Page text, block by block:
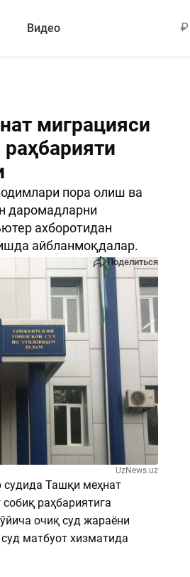
Видео
миграцияси
пора олиш ва
даромадларни
ахборотидан
айбланмоқдалар.
Поделиться
UzNews.uz
Ташқи меҳнат
раҳбариятига
очиқ суд жараёни
матбуот хизматида